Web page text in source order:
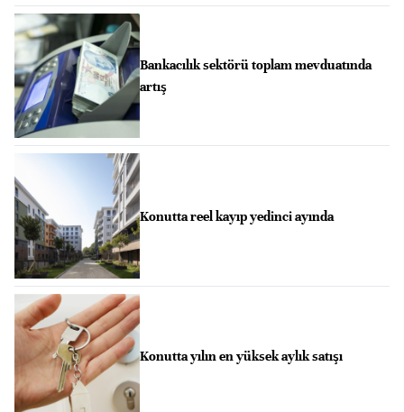
Bankacılık sektörü toplam mevduatında
artış
Konutta reel kayıp yedinci ayında
Konutta yılın en yüksek aylık satışı